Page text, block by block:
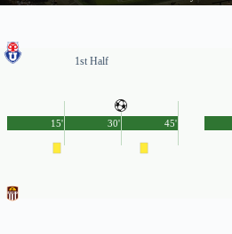
1st Half
45'
15' 30'